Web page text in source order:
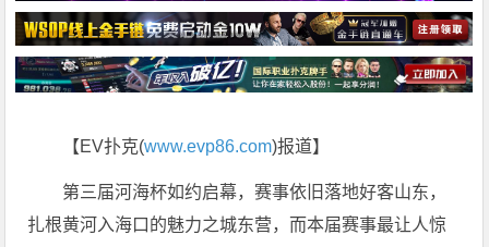
【EV扑克(www.evp86.com)报道】
第三届河海杯如约启幕，赛事依旧落地好客山东，
扎根黄河入海口的魅力之城东营，而本届赛事最让人惊